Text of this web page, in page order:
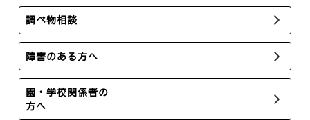
調べ物相談
障害のある方へ
園・学校関係者の
方へ